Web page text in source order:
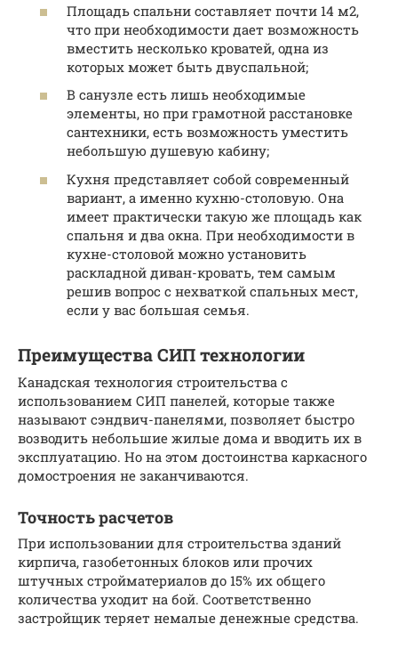
Площадь спальни составляет почти 14 м2,
что при необходимости дает возможность
вместить несколько кроватей, одна из
которых может быть двуспальной;
В санузле есть лишь необходимые
элементы, но при грамотной расстановке
сантехники, есть возможность уместить
небольшую душевую кабину;
Кухня представляет собой современный
вариант, а именно кухню-столовую. Она
имеет практически такую же площадь как
спальня и два окна. При необходимости в
кухне-столовой можно установить
раскладной диван-кровать, тем самым
решив вопрос с нехваткой спальных мест,
если у вас большая семья.
Преимущества СИП технологии
Канадская технология строительства с
использованием СИП панелей, которые также
называют сэндвич-панелями, позволяет быстро
возводить небольшие жилые дома и вводить их в
эксплуатацию. Но на этом достоинства каркасного
домостроения не заканчиваются.
Точность расчетов
При использовании для строительства зданий
кирпича, газобетонных блоков или прочих
штучных стройматериалов до 15% их общего
количества уходит на бой. Соответственно
застройщик теряет немалые денежные средства.